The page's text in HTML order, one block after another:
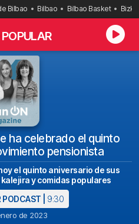
Bilbao Bilbao Bilbao Basket
ha celebrado el quinto
pensionista
el quinto aniversario de sus
y comidas populares
| 9:30
de 2023